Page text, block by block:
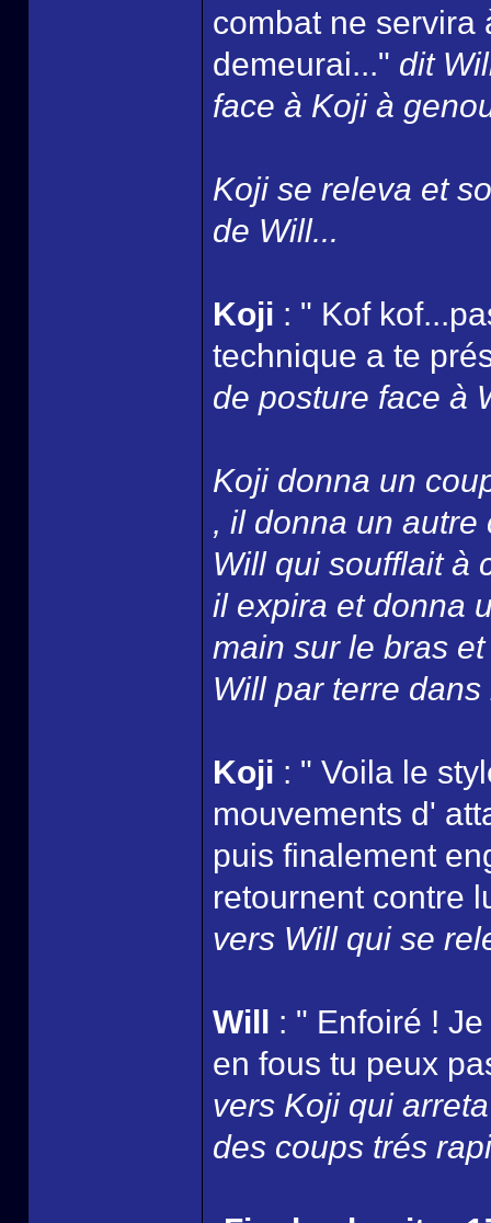
combat ne servira
demeurai..." dit
face à Koji à
Koji se releva et
de Will...
Koji : " Kof
technique a te
de posture face à
Koji donna un
, il donna un
Will qui soufflait à
il expira et donna
main sur le bras
Will par terre
Koji : " Voila le
mouvements d'
puis finalement
retournent contre
vers Will qui se
Will : " Enfoiré !
en fous tu peux
vers Koji qui
des coups trés